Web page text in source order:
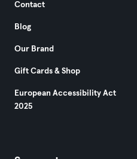
Contact
Blog
Our Brand
Gift Cards & Shop
European Accessibility Act
2025